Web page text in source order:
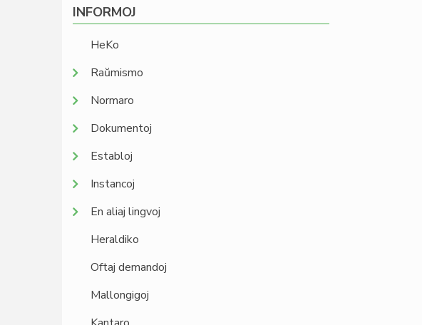
INFORMOJ
HeKo
Raŭmismo
Normaro
Dokumentoj
Establoj
Instancoj
En aliaj lingvoj
Heraldiko
Oftaj demandoj
Mallongigoj